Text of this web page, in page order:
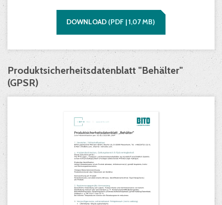
DOWNLOAD (PDF |1,07MB)
Produktsicherheitsdatenblatt "Behälter"
(GPSR)